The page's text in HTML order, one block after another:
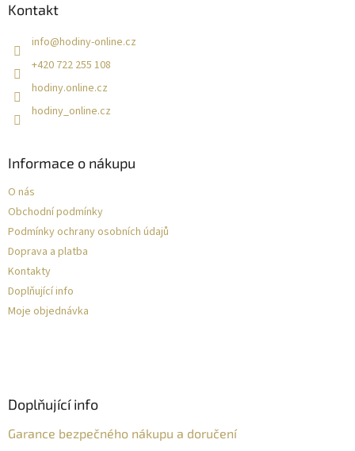
Kontakt
info@hodiny-online.cz
+420 722 255 108
hodiny.online.cz
hodiny_online.cz
Informace o nákupu
O nás
Obchodní podmínky
Podmínky ochrany osobních údajů
Doprava a platba
Kontakty
Doplňující info
Moje objednávka
Doplňující info
Garance bezpečného nákupu a doručení